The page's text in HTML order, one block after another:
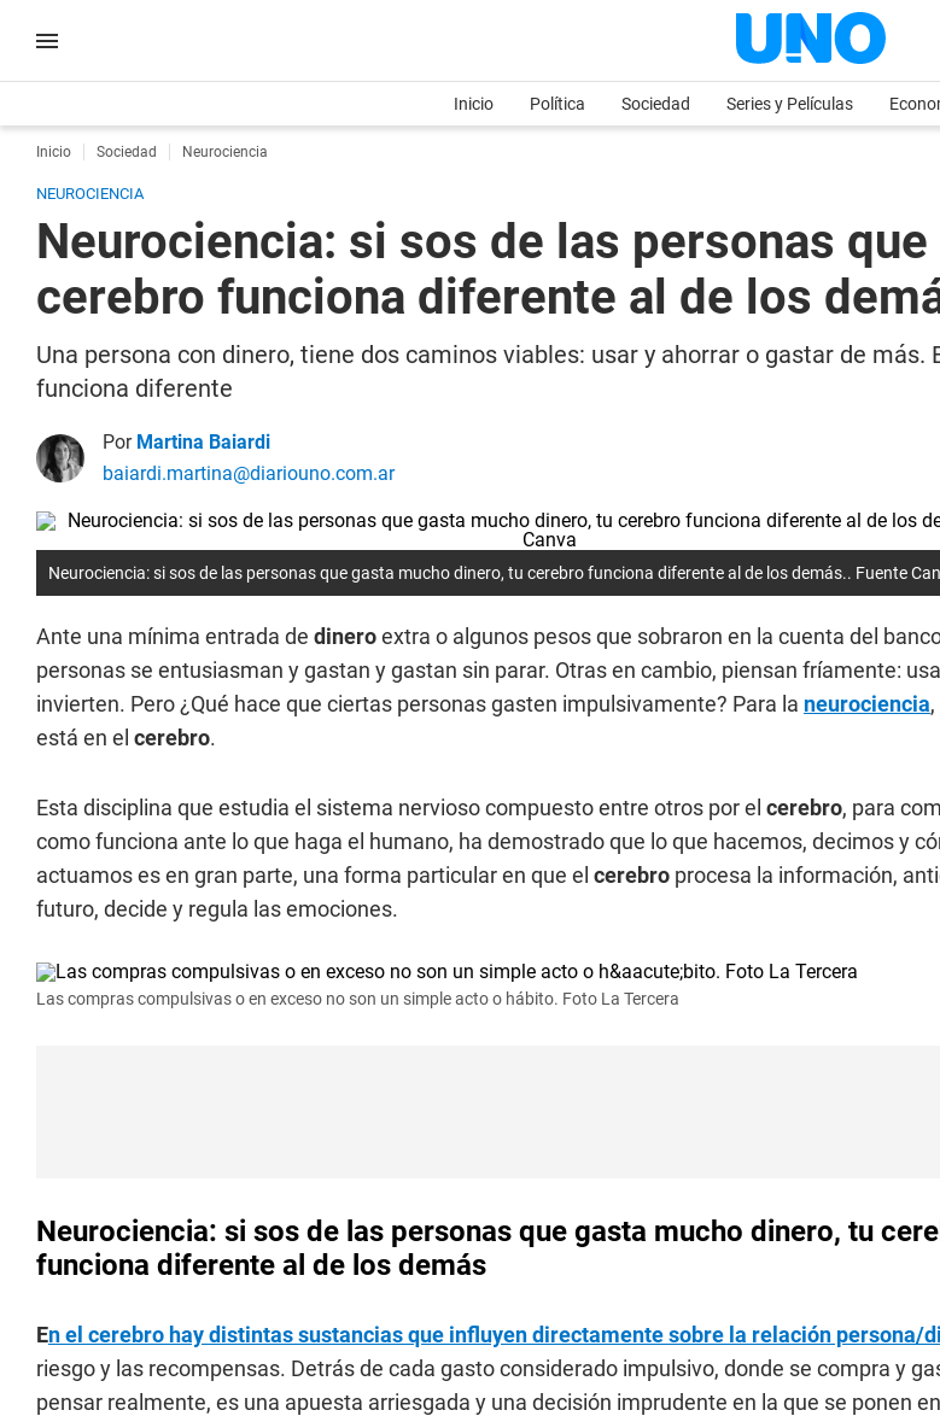
Inicio Política Sociedad Series y Películas
Inicio Sociedad Neurociencia
NEUROCIENCIA
Neurociencia: si sos de las personas
cerebro funciona diferente al de los
Una persona con dinero, tiene dos caminos viables: usar y ahorrar o gastar de
funciona diferente
Por Martina Baiardi
baiardi.martina@diariouno.com.ar
Neurociencia: si sos de las personas que gasta mucho dinero, tu cerebro funciona diferente al de los demás.. Fuente
Ante una mínima entrada de dineroextra o algunos pesos que sobraron en la cuenta del
personas se entusiasman y gastan y gastan sin parar. Otras en cambio, piensan fríamente:
invierten. Pero ¿Qué hace que ciertas personas gasten impulsivamente? Para la neurociencia
está en el cerebro.
Esta disciplina que estudia el sistema nervioso compuesto entre otros por el cerebro, para
como funciona ante lo que haga el humano, ha demostrado que lo que hacemos, decimos y
actuamos es en gran parte, una forma particular en que el cerebro procesa la información,
futuro, decide y regula las emociones.
Las compras compulsivas o en exceso no son un simple acto o hábito. Foto La Tercera
Neurociencia: si sos de las personas que gasta mucho dinero, tu
funciona diferente al de los demás
En el cerebro hay distintas sustancias que influyen directamente sobre la relación persona/
riesgo y las recompensas. Detrás de cada gasto considerado impulsivo, donde se compra y
pensar realmente, es una apuesta arriesgada y una decisión imprudente en la que se ponen